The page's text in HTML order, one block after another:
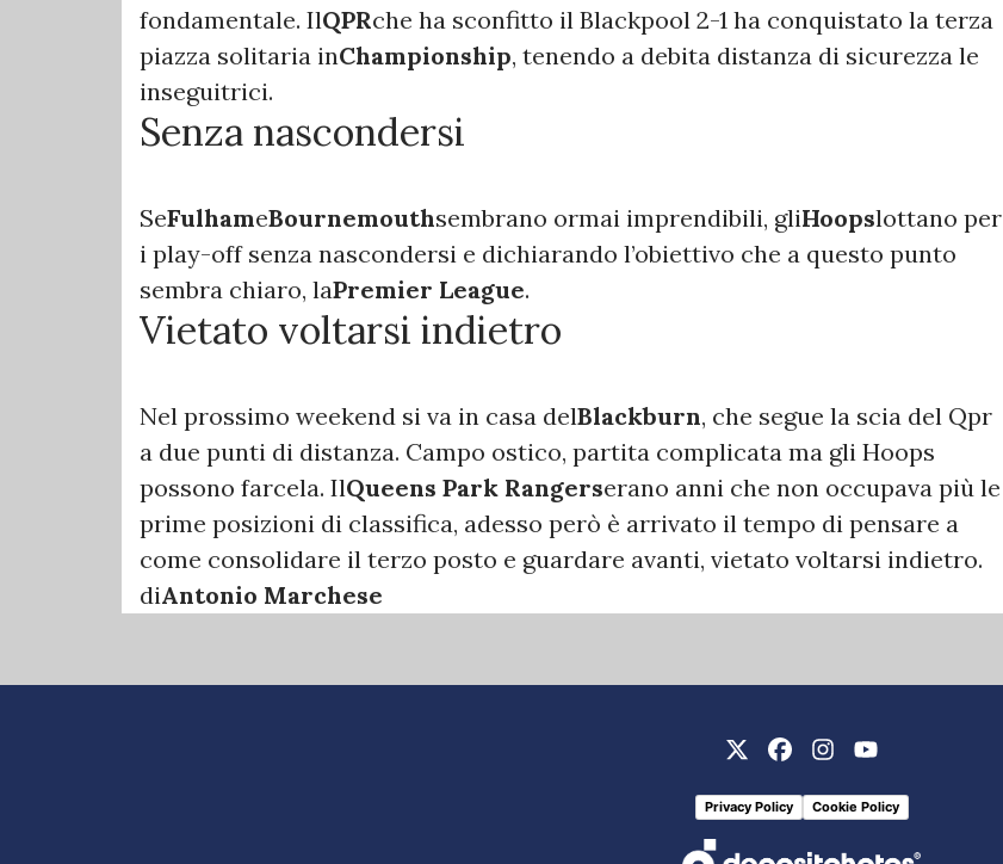
fondamentale. IlQPRche ha sconfitto il Blackpool 2-1 ha conquistato la terza
piazza solitaria inChampionship, tenendo a debita distanza di sicurezza le
inseguitrici.
Senza nascondersi
SeFulhameBournemouthsembrano ormai imprendibili, gliHoopslottano per
i play-off senza nascondersi e dichiarando l’obiettivo che a questo punto
sembra chiaro, laPremier League.
Vietato voltarsi indietro
Nel prossimo weekend si va in casa delBlackburn, che segue la scia del Qpr
a due punti di distanza. Campo ostico, partita complicata ma gli Hoops
possono farcela. IlQueens Park Rangerserano anni che non occupava più le
prime posizioni di classifica, adesso però è arrivato il tempo di pensare a
come consolidare il terzo posto e guardare avanti, vietato voltarsi indietro.
diAntonio Marchese
Privacy Policy Cookie Policy